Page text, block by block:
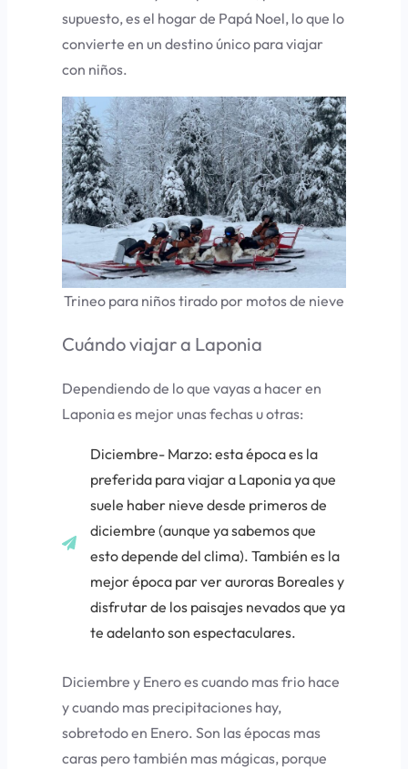
supuesto, es el hogar de Papá Noel, lo que lo
convierte en un destino único para viajar
con niños.
Trineo para niños tirado por motos de nieve
Cuándo viajar a Laponia
Dependiendo de lo que vayas a hacer en
Laponia es mejor unas fechas u otras:
Diciembre- Marzo: esta época es la
preferida para viajar a Laponia ya que
suele haber nieve desde primeros de
diciembre (aunque ya sabemos que
esto depende del clima). También es la
mejor época par ver auroras Boreales y
disfrutar de los paisajes nevados que ya
te adelanto son espectaculares.
Diciembre y Enero es cuando mas frio hace
y cuando mas precipitaciones hay,
sobretodo en Enero. Son las épocas mas
caras pero también mas mágicas, porque